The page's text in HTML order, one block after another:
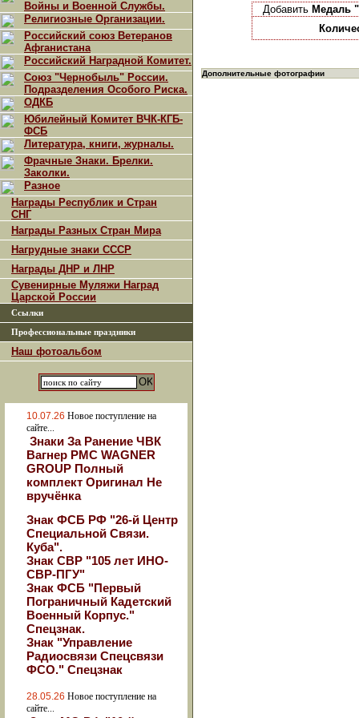
Войны и Военной Службы.
Религиозные Организации.
Российский союз Ветеранов
Афганистана
Российский Наградной Комитет.
Союз "Чернобыль" России.
Подразделения Особого Риска.
ОДКБ
Юбилейный Комитет ВЧК-КГБ-
ФСБ
Литература, книги, журналы.
Фрачные Знаки. Брелки.
Заколки.
Разное
Награды Республик и Стран
СНГ
Награды Разных Стран Мира
Нагрудные знаки СССР
Награды ДНР и ЛНР
Сувенирные Муляжи Наград
Царской России
Ссылки
Профессиональные праздники
Наш фотоальбом
10.07.26 Новое поступление на
сайте...
Знаки За Ранение ЧВК
Вагнер РМС WAGNER
GROUP Полный
комплект Оригинал Не
вручёнка
Знак ФСБ РФ "26-й Центр
Специальной Связи.
Куба".
Знак СВР "105 лет ИНО-
СВР-ПГУ"
Знак ФСБ "Первый
Пограничный Кадетский
Военный Корпус."
Спецзнак.
Знак "Управление
Радиосвязи Спецсвязи
ФСО." Спецзнак
28.05.26 Новое поступление на
сайте...
Добавить Медаль
Дополнительные фотографии